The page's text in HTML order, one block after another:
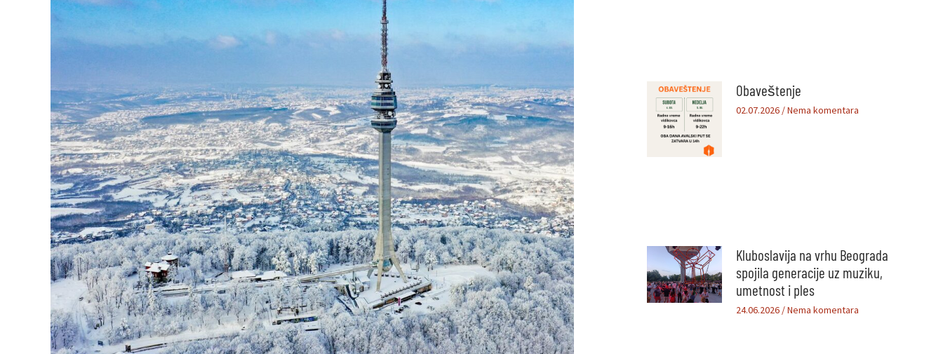
Obaveštenje
02.07.2026 Nema komentara
Kluboslavija na vrhu Beograda
spojila generacije uz muziku,
umetnost i ples
24.06.2026 Nema komentara